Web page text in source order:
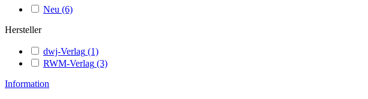
Neu (6)
Hersteller
dwj-Verlag (1)
RWM-Verlag (3)
Information